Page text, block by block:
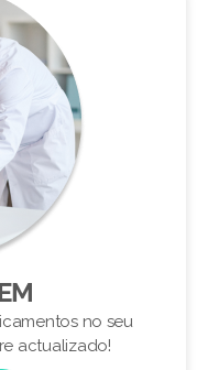
no seu
actualizado!